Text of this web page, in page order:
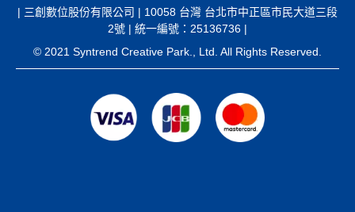
| 三創數位股份有限公司 | 10058 台灣 台北市中正區市民大道三段
2號 | 統一編號：25136736 |
© 2021 Syntrend Creative Park., Ltd. All Rights Reserved.